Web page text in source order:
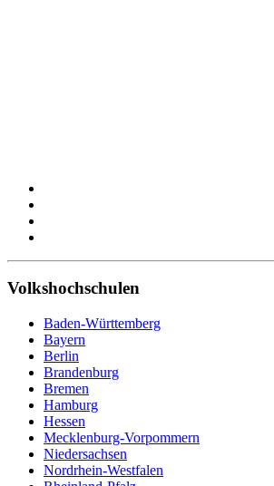
Volkshochschulen
Baden-Württemberg
Bayern
Berlin
Brandenburg
Bremen
Hamburg
Hessen
Mecklenburg-Vorpommern
Niedersachsen
Nordrhein-Westfalen